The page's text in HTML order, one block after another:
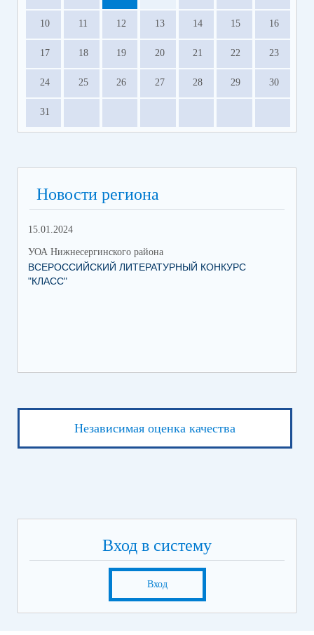
10 11 12 13 14 15 16
17 18 19 20 21 22 23
24 25 26 27 28 29 30
31
Новости региона
15.01.2024
УОА Нижнесергинского района
ВСЕРОССИЙСКИЙ ЛИТЕРАТУРНЫЙ КОНКУРС
"КЛАСС"
Независимая оценка качества
Вход в систему
Вход